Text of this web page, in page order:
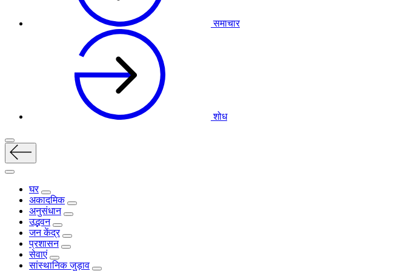
समाचार
शोध
घर
अकादमिक
अनुसंधान
उद्भवन
जन केंद्र
प्रशासन
सेवाएं
सांस्थानिक जुड़ाव